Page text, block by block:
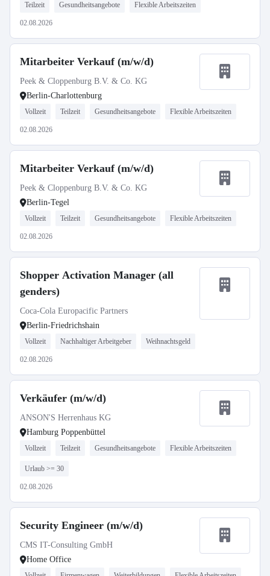
Teilzeit Gesundheitsangebote Flexible Arbeitszeiten
02.08.2026
Mitarbeiter Verkauf (m/w/d)
Peek & Cloppenburg B.V. & Co. KG
Berlin-Charlottenburg
Vollzeit Teilzeit Gesundheitsangebote Flexible Arbeitszeiten
02.08.2026
Mitarbeiter Verkauf (m/w/d)
Peek & Cloppenburg B.V. & Co. KG
Berlin-Tegel
Vollzeit Teilzeit Gesundheitsangebote Flexible Arbeitszeiten
02.08.2026
Shopper Activation Manager (all
genders)
Coca-Cola Europacific Partners
Berlin-Friedrichshain
Vollzeit Nachhaltiger Arbeitgeber Weihnachtsgeld
02.08.2026
Verkäufer (m/w/d)
ANSON'S Herrenhaus KG
Hamburg Poppenbüttel
Vollzeit Teilzeit Gesundheitsangebote Flexible Arbeitszeiten
Urlaub >= 30
02.08.2026
Security Engineer (m/w/d)
CMS IT-Consulting GmbH
Home Office